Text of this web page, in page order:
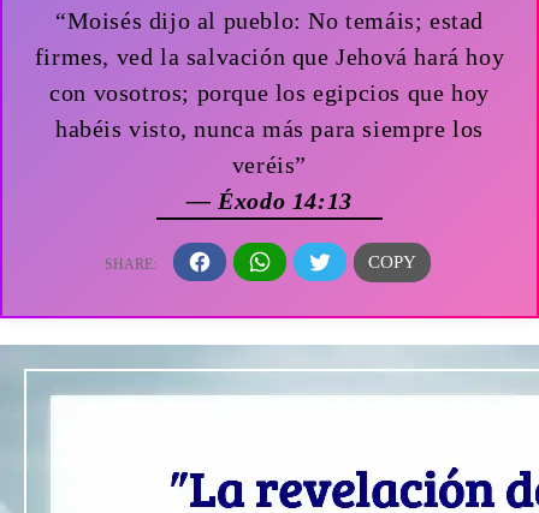
“Moisés dijo al pueblo: No temáis; estad
firmes, ved la salvación que Jehová hará hoy
con vosotros; porque los egipcios que hoy
habéis visto, nunca más para siempre los
veréis”
— Éxodo 14:13